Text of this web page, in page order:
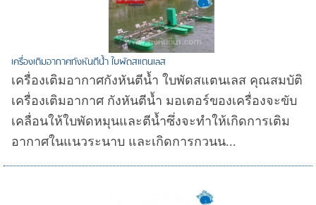
เครื่องเติมอากาศกังหันตีน้ำ ใบพัดสแตนเลส
เครื่องเติมอากาศกังหันตีน้ำ ใบพัดสแตนเลส คุณสมบัติ
เครื่องเติมอากาศ กังหันตีน้ำ มอเตอร์ของเครื่องจะขับ
เคลื่อนให้ใบพัดหมุนและตีน้ำซึ่งจะทำให้เกิดการเติม
อากาศในแนวระนาบ และเกิดการกวนน...